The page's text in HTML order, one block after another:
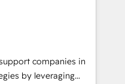
BOOMS,
accelerating your
as an undisputed
companies in
by leveraging